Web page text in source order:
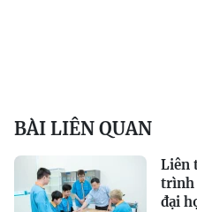
BÀI LIÊN QUAN
Liên
trình
đại